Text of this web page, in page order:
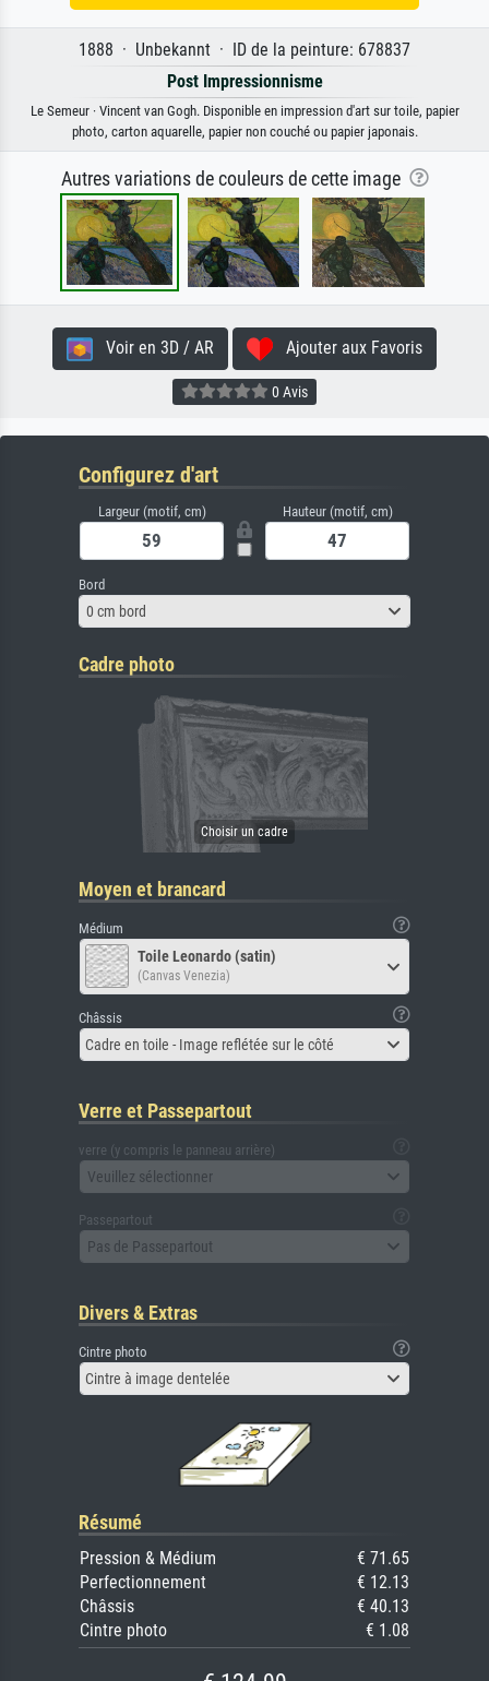
1888 · Unbekannt · ID de la peinture: 678837
Post Impressionnisme
Le Semeur · Vincent van Gogh. Disponible en impression d'art sur toile, papier
photo, carton aquarelle, papier non couché ou papier japonais.
Autres variations de couleurs de cette image
Voir en 3D / AR Ajouter aux Favoris
0 Avis
Configurez d'art
Largeur (motif, cm) Hauteur (motif, cm)
Bord
0 cm bord
Cadre photo
Moyen et brancard
Médium
Toile Leonardo (satin)
(Canvas Venezia)
Châssis
Cadre en toile - Image reflétée sur le côté
Verre et Passepartout
verre (y compris le panneau arrière)
Veuillez sélectionner
Passepartout
Pas de Passepartout
Divers & Extras
Cintre photo
Cintre à image dentelée
Résumé
Pression & Médium
€ 71.65
Perfectionnement
€ 12.13
Châssis
€ 40.13
Cintre photo
€ 1.08